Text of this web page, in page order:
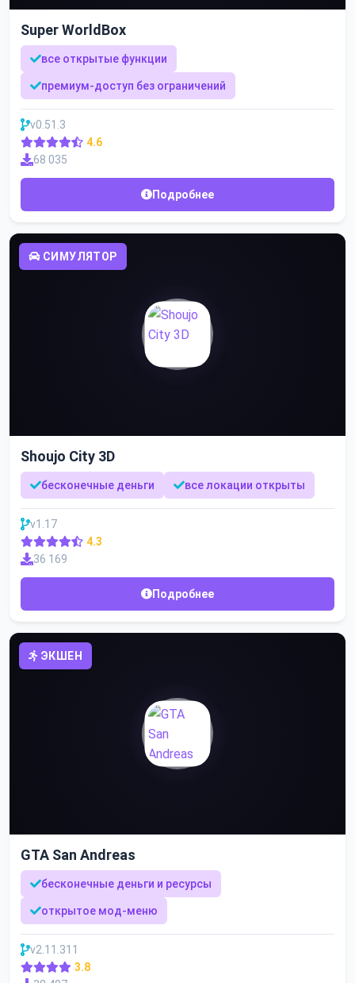
Super WorldBox
все открытые функции
премиум-доступ без ограничений
v0.51.3
4.6
68 035
Подробнее
СИМУЛЯТОР
Shoujo City 3D
бесконечные деньги все локации открыты
v1.17
4.3
36 169
Подробнее
ЭКШЕН
GTA San Andreas
бесконечные деньги и ресурсы
открытое мод-меню
v2.11.311
3.8